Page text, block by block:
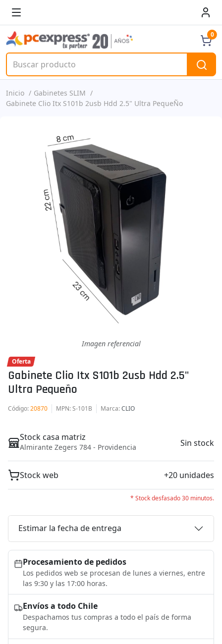
0
Inicio
Gabinetes SLIM
Gabinete Clio Itx S101b 2usb Hdd 2.5" Ultra PequeÑo
Imagen referencial
Oferta
Gabinete Clio Itx S101b 2usb Hdd 2.5"
Ultra Pequeño
Código:20870 MPN: S-101B Marca:CLIO
Stock casa matriz
Almirante Zegers 784 - Providencia Sin stock
Stock web +20 unidades
* Stock desfasado 30 minutos.
Estimar la fecha de entrega
Procesamiento de pedidos
Los pedidos web se procesan de lunes a viernes, entre
las 9:30 y las 17:00 horas.
Envíos a todo Chile
Despachamos tus compras a todo el país de forma
segura.